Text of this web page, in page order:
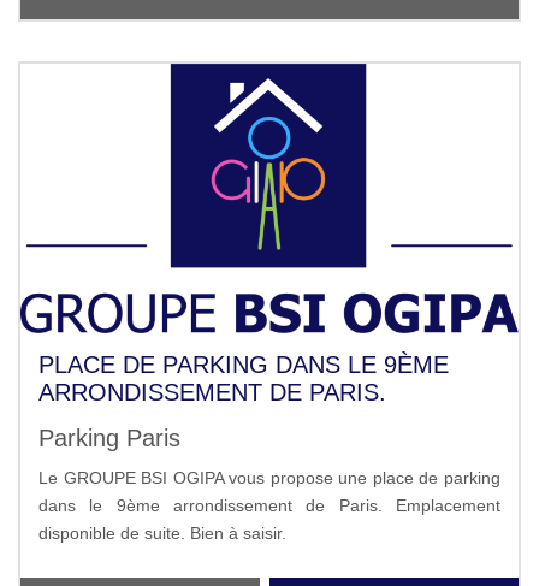
PLACE DE PARKING DANS LE 9ÈME
ARRONDISSEMENT DE PARIS.
Parking Paris
Le GROUPE BSI OGIPA vous propose une place de parking
dans le 9ème arrondissement de Paris. Emplacement
disponible de suite. Bien à saisir.